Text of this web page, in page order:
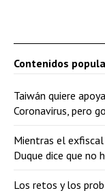
Contenidos
Taiwán quiere
Coronavirus, pero
Mientras el
Duque dice que no
Los retos y los